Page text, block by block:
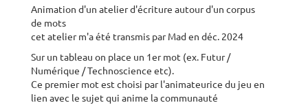
Animation d'un atelier d'écriture autour d'un corpus
de mots
cet atelier m'a été transmis par Mad en déc. 2024
Sur un tableau on place un 1er mot (ex. Futur /
Numérique / Technoscience etc).
Ce premier mot est choisi par l'animateurice du jeu en
lien avec le sujet qui anime la communauté